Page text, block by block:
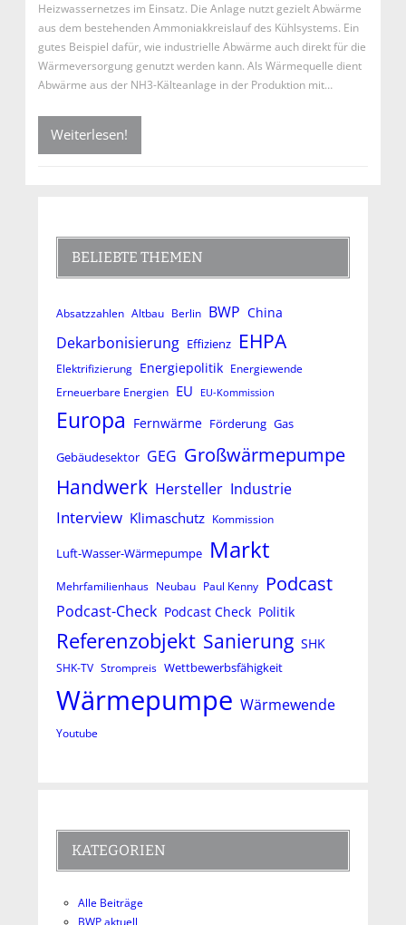
Heizwassernetzes im Einsatz. Die Anlage nutzt gezielt Abwärme
aus dem bestehenden Ammoniakkreislauf des Kühlsystems. Ein
gutes Beispiel dafür, wie industrielle Abwärme auch direkt für die
Wärmeversorgung genutzt werden kann. Als Wärmequelle dient
Abwärme aus der NH3-Kälteanlage in der Produktion mit…
Weiterlesen!
BELIEBTE THEMEN
Absatzzahlen Altbau Berlin BWP China
Dekarbonisierung Effizienz EHPA
Elektrifizierung Energiepolitik Energiewende
Erneuerbare Energien EU EU-Kommission
Europa Fernwärme Förderung Gas
Gebäudesektor GEG Großwärmepumpe
Handwerk Hersteller Industrie
Interview Klimaschutz Kommission
Luft-Wasser-Wärmepumpe Markt
Mehrfamilienhaus Neubau Paul Kenny Podcast
Podcast-Check Podcast Check Politik
Referenzobjekt Sanierung SHK
SHK-TV Strompreis Wettbewerbsfähigkeit
Wärmepumpe Wärmewende
Youtube
KATEGORIEN
Alle Beiträge